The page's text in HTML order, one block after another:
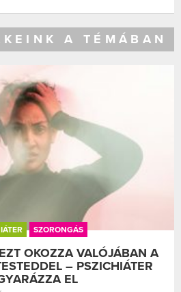
A TÉMÁBAN
SZORONGÁS
OKOZZA VALÓJÁBAN A
– PSZICHIÁTER
EL